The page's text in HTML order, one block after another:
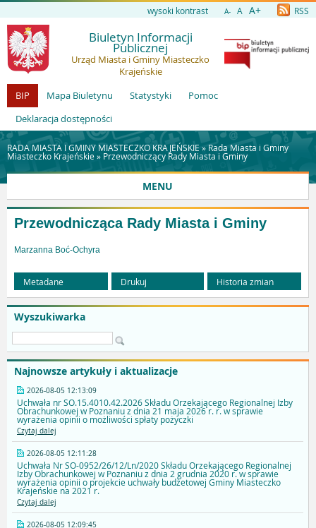
wysoki kontrast A- A A+ RSS
Biuletyn Informacji
Publicznej
Urząd Miasta i Gminy Miasteczko
Krajeńskie
BIP
Mapa Biuletynu Statystyki
Pomoc
Deklaracja dostępności
RADA MIASTA I GMINY MIASTECZKO KRAJEŃSKIE » Rada Miasta i Gminy
Miasteczko Krajeńskie» Przewodniczący Rady Miasta i Gminy
MENU
Wyszukiwarka
Najnowsze artykuły i aktualizacje
2026-08-05 12:13:09
Uchwała nr SO.15.4010.42.2026 Składu Orzekającego Regionalnej Izby
Obrachunkowej w Poznaniu z dnia 21 maja 2026 r. r. w sprawie
wyrażenia opinii o możliwości spłaty pożyczki
Czytaj dalej
2026-08-05 12:11:28
Uchwała Nr SO-0952/26/12/Ln/2020 Składu Orzekającego Regionalnej
Izby Obrachunkowej w Poznaniu z dnia 2 grudnia 2020 r. w sprawie
wyrażenia opinii o projekcie uchwały budżetowej Gminy Miasteczko
Krajeńskie na 2021 r.
Czytaj dalej
2026-08-05 12:09:45
Przewodnicząca Rady Miasta i Gminy
Marzanna Boć-Ochyra
Metadane Drukuj Historia zmian